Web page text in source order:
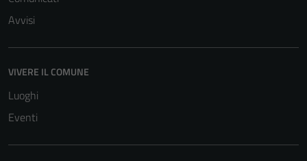
Avvisi
VIVERE IL COMUNE
Luoghi
Eventi